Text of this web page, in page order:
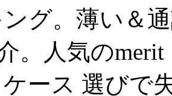
グ。薄い＆
。人気のmerit
ース 選びで